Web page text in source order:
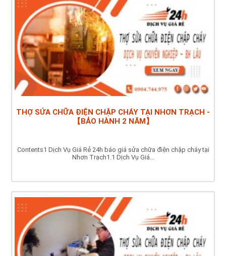
THỢ SỬA CHỮA ĐIỆN CHẬP CHÁY TẠI NHƠN TRẠCH -
【BẢO HÀNH 2 NĂM】
Contents1 Dịch Vụ Giá Rẻ 24h báo giá sửa chữa điện chập cháy tại
Nhơn Trạch1.1 Dịch Vụ Giá...